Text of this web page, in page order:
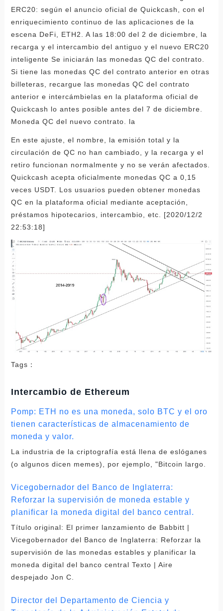
ERC20: según el anuncio oficial de Quickcash, con el
enriquecimiento continuo de las aplicaciones de la
escena DeFi, ETH2. A las 18:00 del 2 de diciembre, la
recarga y el intercambio del antiguo y el nuevo ERC20
inteligente Se iniciarán las monedas QC del contrato.
Si tiene las monedas QC del contrato anterior en otras
billeteras, recargue las monedas QC del contrato
anterior e intercámbielas en la plataforma oficial de
Quickcash lo antes posible antes del 7 de diciembre.
Moneda QC del nuevo contrato. la
En este ajuste, el nombre, la emisión total y la
circulación de QC no han cambiado, y la recarga y el
retiro funcionan normalmente y no se verán afectados.
Quickcash acepta oficialmente monedas QC a 0,15
veces USDT. Los usuarios pueden obtener monedas
QC en la plataforma oficial mediante aceptación,
préstamos hipotecarios, intercambio, etc. [2020/12/2
22:53:18]
Tags：
Intercambio de Ethereum
Pomp: ETH no es una moneda, solo BTC y el oro
tienen características de almacenamiento de
moneda y valor.
La industria de la criptografía está llena de eslóganes
(o algunos dicen memes), por ejemplo, "Bitcoin largo.
Vicegobernador del Banco de Inglaterra:
Reforzar la supervisión de moneda estable y
planificar la moneda digital del banco central.
Título original: El primer lanzamiento de Babbitt |
Vicegobernador del Banco de Inglaterra: Reforzar la
supervisión de las monedas estables y planificar la
moneda digital del banco central Texto | Aire
despejado Jon C.
Director del Departamento de Ciencia y